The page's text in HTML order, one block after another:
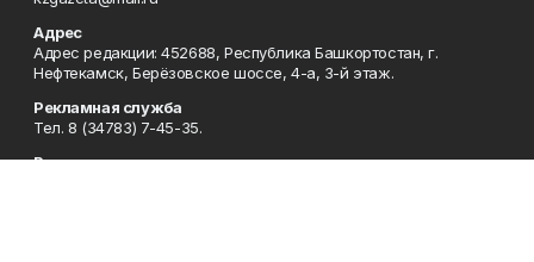
Адрес
Адрес редакции: 452688, Республика Башкортостан, г.
Нефтекамск, Берёзовское шоссе, 4-а, 3-й этаж.
Рекламная служба
Тел. 8 (34783) 7-45-35.
Редакция